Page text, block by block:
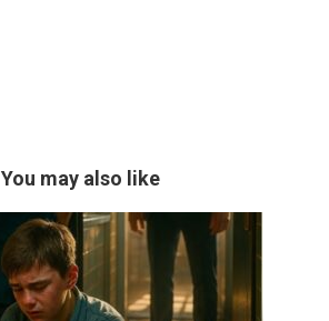
You may also like